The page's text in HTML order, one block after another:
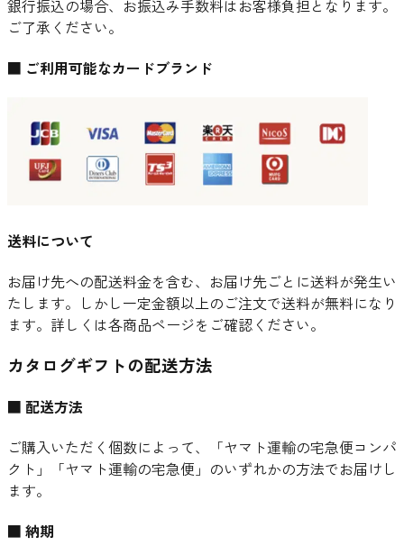
銀行振込の場合、お振込み手数料はお客様負担となります。
ご了承ください。
■ ご利用可能なカードブランド
送料について
お届け先への配送料金を含む、お届け先ごとに送料が発生い
たします。しかし一定金額以上のご注文で送料が無料になり
ます。詳しくは各商品ページをご確認ください。
カタログギフトの配送方法
■ 配送方法
ご購入いただく個数によって、「ヤマト運輸の宅急便コンパ
クト」「ヤマト運輸の宅急便」のいずれかの方法でお届けし
ます。
■ 納期